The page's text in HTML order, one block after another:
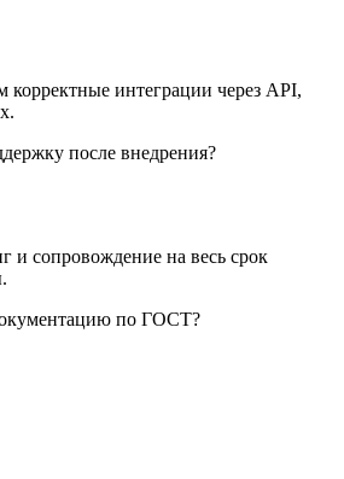
интеграции через API,
после внедрения?
сопровождение на весь срок
по ГОСТ?